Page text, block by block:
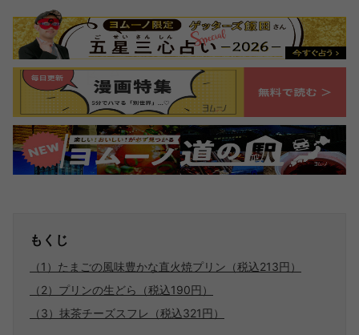
もくじ
（1）たまごの風味豊かな直火焼プリン（税込213円）
（2）プリンの生どら（税込190円）
（3）抹茶チーズスフレ（税込321円）